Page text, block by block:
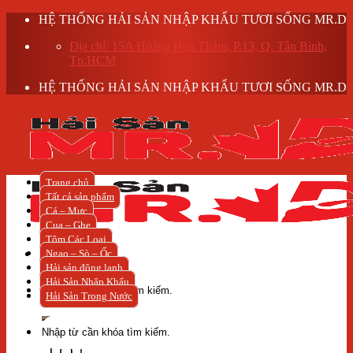
Skip
content
HỆ THỐNG HẢI SẢN NHẬP KHẨU TƯƠI SỐNG MR.D
Địa chỉ: 15A Hoàng Hoa Thám, P.13, Q. Tân Bình,
Tp.HCM
HỆ THỐNG HẢI SẢN NHẬP KHẨU TƯƠI SỐNG MR.D
Tìm
kiếm:
Trang chủ
Tất cả sản phẩm
Cá – Mực
Cua – Ghẹ
Tôm Các Loại
Ngao – Sò – Ốc
Hải sản đông lạnh
Hải Sản Nhập Khẩu
Hải Sản Trong Nước
Tìm
kiếm: